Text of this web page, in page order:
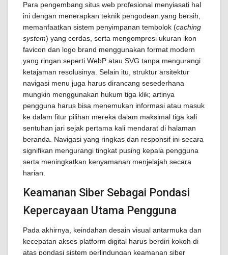
Para pengembang situs web profesional menyiasati hal
ini dengan menerapkan teknik pengodean yang bersih,
memanfaatkan sistem penyimpanan tembolok (caching
system) yang cerdas, serta mengompresi ukuran ikon
favicon dan logo brand menggunakan format modern
yang ringan seperti WebP atau SVG tanpa mengurangi
ketajaman resolusinya. Selain itu, struktur arsitektur
navigasi menu juga harus dirancang sesederhana
mungkin menggunakan hukum tiga klik; artinya
pengguna harus bisa menemukan informasi atau masuk
ke dalam fitur pilihan mereka dalam maksimal tiga kali
sentuhan jari sejak pertama kali mendarat di halaman
beranda. Navigasi yang ringkas dan responsif ini secara
signifikan mengurangi tingkat pusing kepala pengguna
serta meningkatkan kenyamanan menjelajah secara
harian.
Keamanan Siber Sebagai Pondasi
Kepercayaan Utama Pengguna
Pada akhirnya, keindahan desain visual antarmuka dan
kecepatan akses platform digital harus berdiri kokoh di
atas pondasi sistem perlindungan keamanan siber